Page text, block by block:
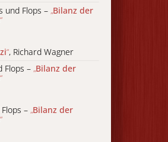
und Flops – „Bilanz der
“
“, Richard Wagner
Flops – „Bilanz der
“
– „Bilanz der
“